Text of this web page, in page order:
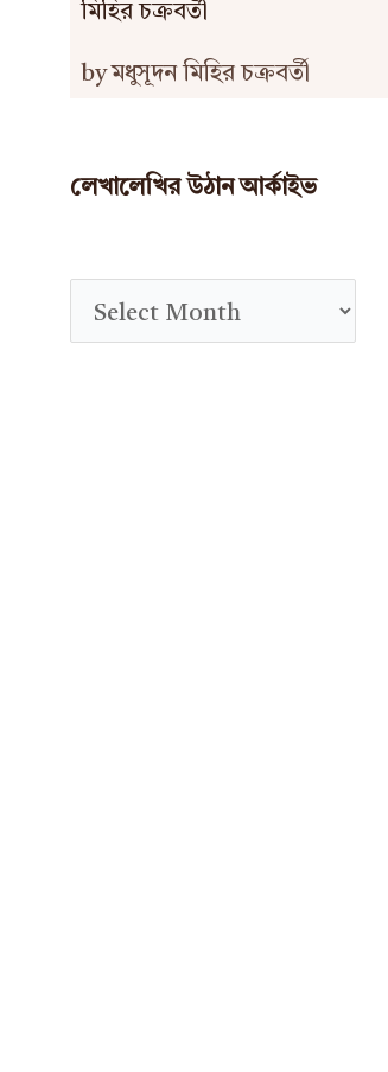
মিহির চক্রবর্তী
by মধুসূদন মিহির চক্রবর্তী
লেখালেখির উঠান আর্কাইভ
r